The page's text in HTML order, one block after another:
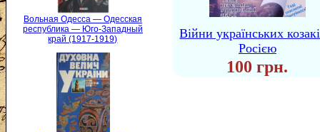
Вольная Одесса — Одесская
республика — Юго-Западный
край (1917-1919)
Війни українських
Росією
100 грн.